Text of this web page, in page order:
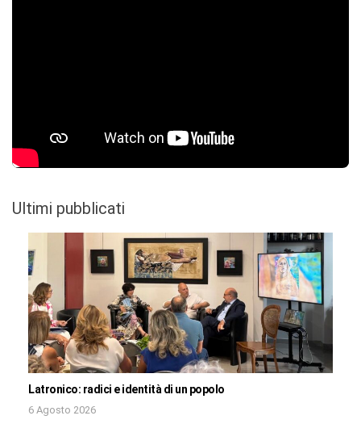
Ultimi pubblicati
Latronico: radici e identità di un popolo
6 Agosto 2026